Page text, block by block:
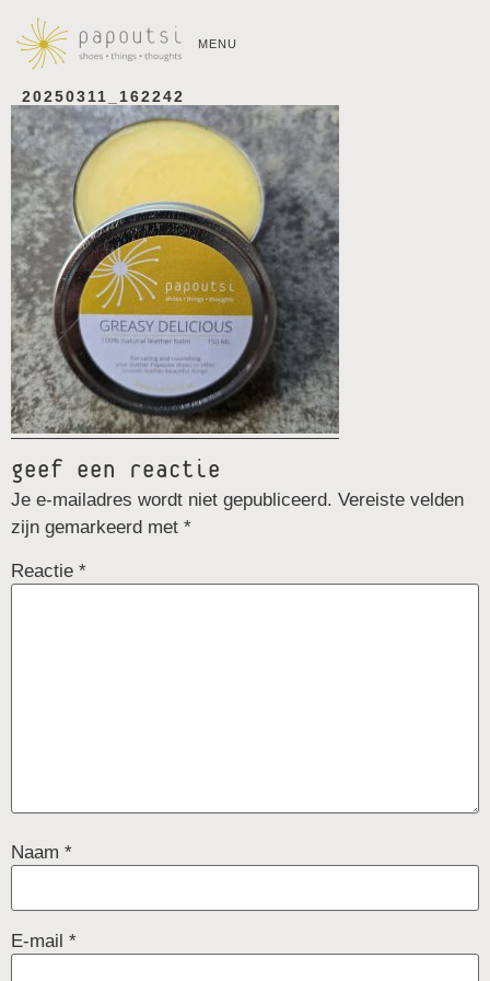
MENU
20250311_162242
geef een reactie
Je e-mailadres wordt niet gepubliceerd. Vereiste velden
zijn gemarkeerd met *
Reactie *
Naam *
E-mail *